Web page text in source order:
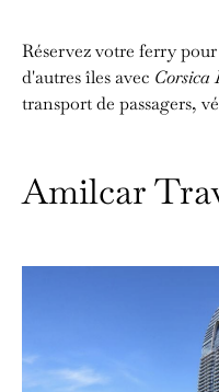
Réservez votre ferry
d'autres îles avec Corsica
transport de passagers,
Amilcar